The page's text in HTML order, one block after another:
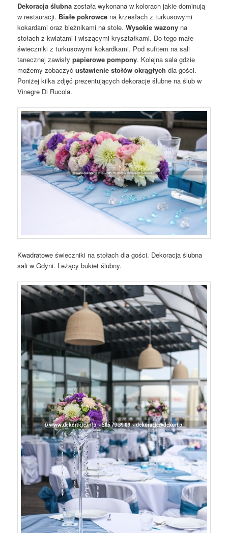
Dekoracja ślubna została wykonana w kolorach jakie dominują
w restauracji. Białe pokrowce na krzesłach z turkusowymi
kokardami oraz bieżnikami na stole.Wysokie wazony na
stołach z kwiatami i wiszącymi kryształkami. Do tego małe
świeczniki z turkusowymi kokardkami. Pod sufitem na sali
tanecznej zawisłypapierowe pompony. Kolejna sala gdzie
możemy zobaczyćustawienie stołów okrągłych dla gości.
Poniżej kilka zdjęć prezentujących dekoracje ślubne na ślub w
Vinegre Di Rucola.
Kwadratowe świeczniki na stołach dla gości. Dekoracja ślubna
sali w Gdyni. Leżący bukiet ślubny.